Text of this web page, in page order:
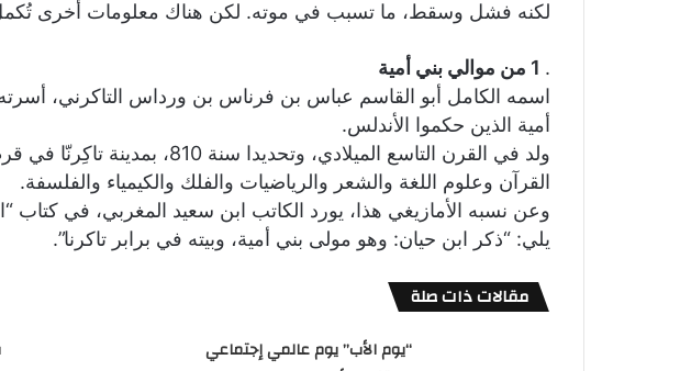
لكنه فشل وسقط، ما تسبب في موته. لكن هناك معلومات أخرى
.
اسمه الكامل أبو القاسم عباس بن فرناس بن ورداس التاكرني،
أمية الذين حكموا الأندلس.
ولد في القرن التاسع الميلادي، وتحديدا
القرآن وعلوم اللغة والشعر والرياضيات والفلك والكيمياء والفلسفة.
وعن نسبه الأمازيغي هذا، يورد الكاتب ابن سعيد المغربي، في
يلي: “ذكر ابن حيان: وهو مولى بني أمية، وبيته في برابر تاكرنا”.
مقالات ذات صلة
“يوم الأب” يوم عالمي إجتماعي